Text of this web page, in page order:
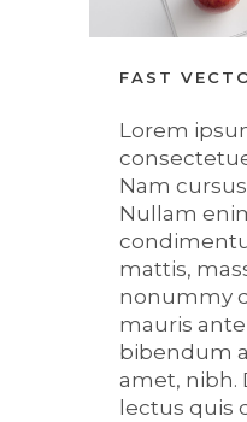
FAST
Lorem
Nam
Nullam
mattis,
nonummy
mauris
bibendum
amet, nibh.
lectus quis